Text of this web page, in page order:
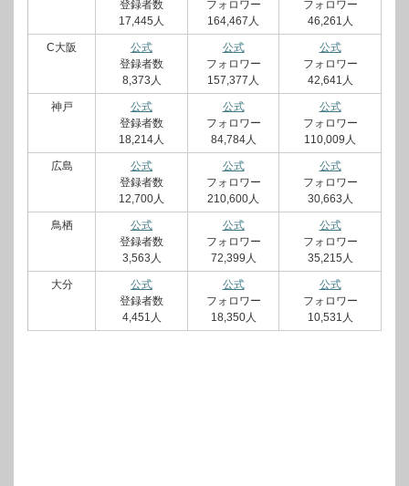
登録者数
17,445人
フォロワー
164,467人
フォロワー
46,261人
C大阪
公式
登録者数
8,373人
公式
フォロワー
157,377人
公式
フォロワー
42,641人
神戸
公式
登録者数
18,214人
公式
フォロワー
84,784人
公式
フォロワー
110,009人
広島
公式
登録者数
12,700人
公式
フォロワー
210,600人
公式
フォロワー
30,663人
鳥栖
公式
登録者数
3,563人
公式
フォロワー
72,399人
公式
フォロワー
35,215人
大分
公式
登録者数
4,451人
公式
フォロワー
18,350人
公式
フォロワー
10,531人